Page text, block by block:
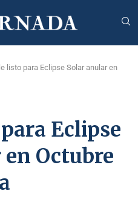
listo para Eclipse Solar anular en
Eclipse
Octubre